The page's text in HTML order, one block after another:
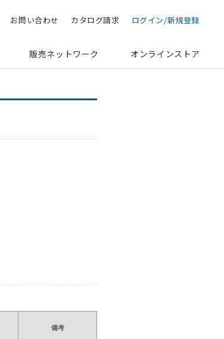
検索お問い合わせ カタログ請求 ログイン/新規登録
販売ネットワーク オンラインストア
備考